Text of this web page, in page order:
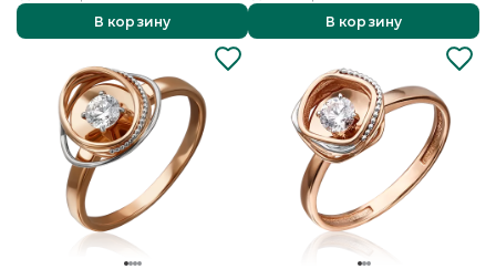
В корзину
В корзину